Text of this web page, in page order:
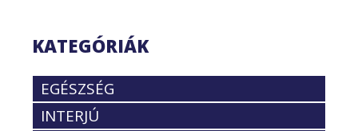
KATEGÓRIÁK
EGÉSZSÉG
INTERJÚ